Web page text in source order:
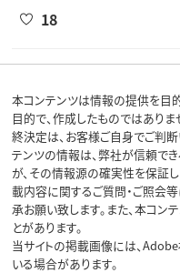
18
本コンテンツは情報の提供を目
目的で、作成したものではあり
終決定は、お客様ご自身でご判
テンツの情報は、弊社が信頼で
が、その情報源の確実性を保証
載内容に関するご質問・ご照会
承お願い致します。また、本コ
とがあります。
当サイトの掲載画像には、
いる場合があります。